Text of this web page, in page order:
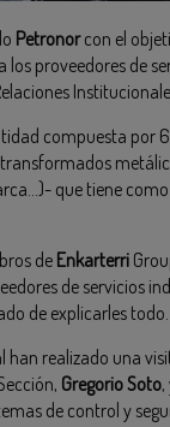
Petronorcon el
proveedores de
compuesta por
que tiene
deEnkarterri
de servicios
de explicarles todo.
han realizado una
Gregorio Soto
de control y